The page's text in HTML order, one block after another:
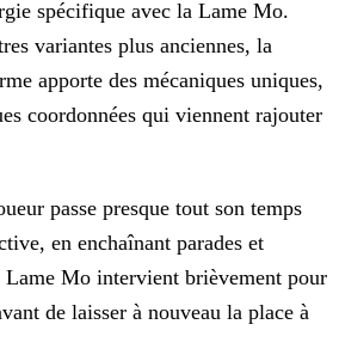
spécifique avec la Lame Mo.
variantes plus anciennes, la
apporte des mécaniques uniques,
coordonnées qui viennent rajouter
passe presque tout son temps
en enchaînant parades et
Lame Mo intervient brièvement pour
de laisser à nouveau la place à